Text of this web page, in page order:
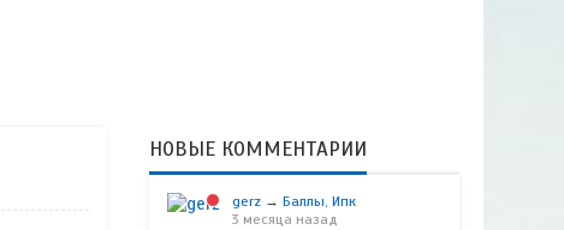
НОВЫЕ КОММЕНТАРИИ
gerz →Баллы, Ипк
3 месяца назад